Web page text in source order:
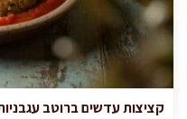
קציצות עדשים ברוטב